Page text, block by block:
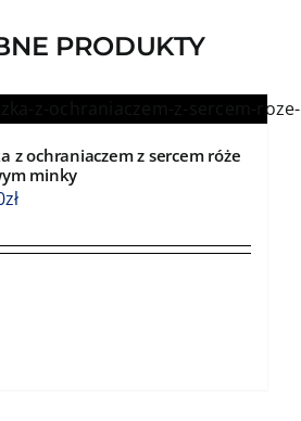
PRODUKTY
z ochraniaczem z sercem róże
minky
złZakres
od